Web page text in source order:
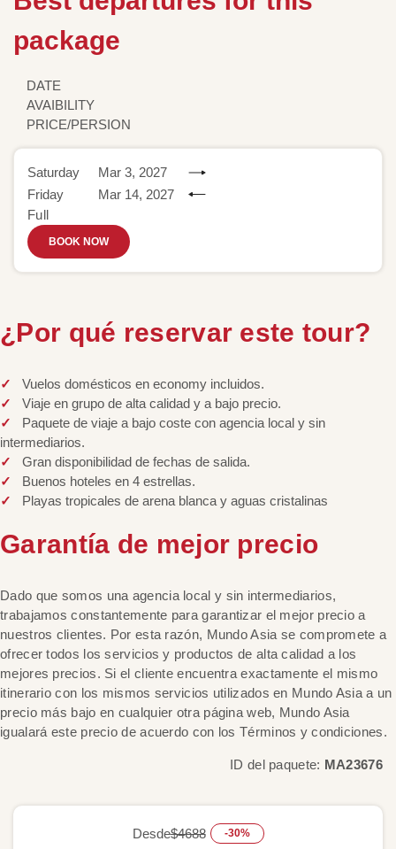
package
DATE
AVAIBILITY
PRICE/PERSION
Saturday
Mar 3, 2027
Friday
Mar 14, 2027
Full
BOOK NOW
¿Por qué reservar este tour?
Vuelos domésticos en economy incluidos.
Viaje en grupo de alta calidad y a bajo precio.
Paquete de viaje a bajo coste con agencia local y sin
intermediarios.
Gran disponibilidad de fechas de salida.
Buenos hoteles en 4 estrellas.
Playas tropicales de arena blanca y aguas cristalinas
Garantía de mejor precio
Dado que somos una agencia local y sin intermediarios,
trabajamos constantemente para garantizar el mejor precio a
nuestros clientes. Por esta razón, Mundo Asia se compromete a
ofrecer todos los servicios y productos de alta calidad a los
mejores precios. Si el cliente encuentra exactamente el mismo
itinerario con los mismos servicios utilizados en Mundo Asia a un
precio más bajo en cualquier otra página web, Mundo Asia
igualará este precio de acuerdo con los Términos y condiciones.
ID del paquete: MA23676
Desde$4688 -30%